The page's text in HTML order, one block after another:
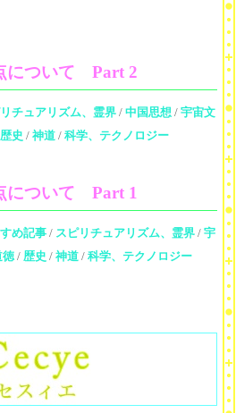
について Part 2
チュアリズム、霊界 / 中国思想 / 宇宙文
歴史 / 神道 / 科学、テクノロジー
について Part 1
め記事 / スピリチュアリズム、霊界 / 宇
徳/ 歴史 / 神道 / 科学、テクノロジー